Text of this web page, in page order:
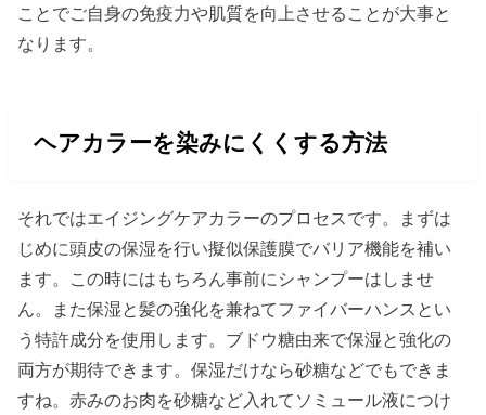
ことでご自身の免疫力や肌質を向上させることが大事と
なります。
ヘアカラーを染みにくくする方法
それではエイジングケアカラーのプロセスです。まずは
じめに頭皮の保湿を行い擬似保護膜でバリア機能を補い
ます。この時にはもちろん事前にシャンプーはしませ
ん。また保湿と髪の強化を兼ねてファイバーハンスとい
う特許成分を使用します。ブドウ糖由来で保湿と強化の
両方が期待できます。保湿だけなら砂糖などでもできま
すね。赤みのお肉を砂糖など入れてソミュール液につけ